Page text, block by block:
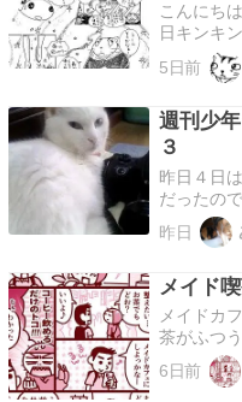
こんにち
日キンキ
でもそれ
で、よだ
れを垂ら
べると、
5日前
週刊少
３
昨日４日
だったの
続いた人
えまして
昨日
メイド
メイドカ
茶がふつ
のしかっ
た、、、
6日前